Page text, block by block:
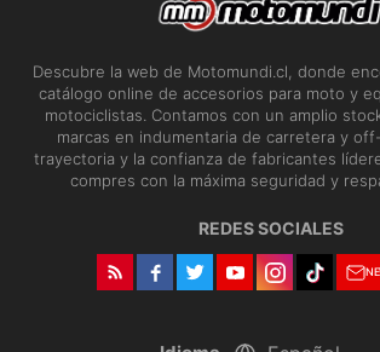
Descubre la web de Motomundi.cl, donde
catálogo online de accesorios para moto y
motociclistas. Contamos con un amplio
marcas en indumentaria de carretera y
trayectoria y la confianza de fabricantes
compres con la máxima seguridad y
REDES SOCIALES